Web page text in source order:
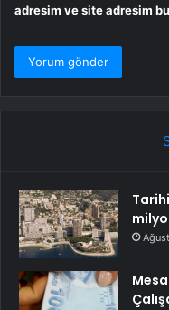
adresim ve site adresim